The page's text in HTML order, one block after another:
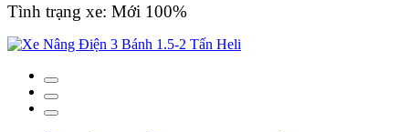
Tình trạng xe: Mới 100%